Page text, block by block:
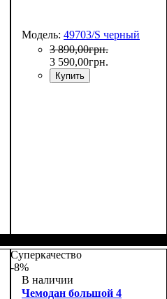
Модель: 49703/S черный
3 890,00грн.
3 590,00грн.
Купить
55х39х20+5
Суперкачество
-8%
В наличии
Чемодан большой 4